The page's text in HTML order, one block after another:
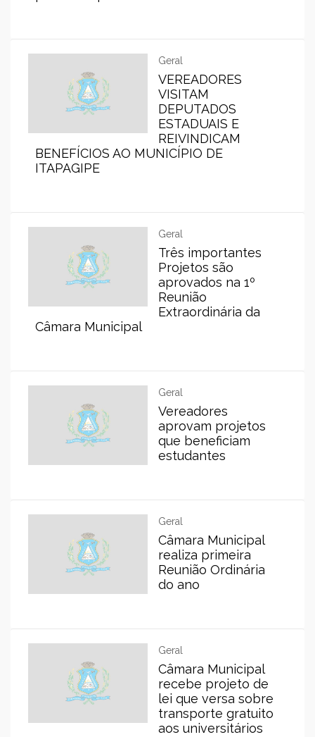
Geral
VEREADORES
VISITAM
DEPUTADOS
ESTADUAIS E
REIVINDICAM
BENEFÍCIOS AO MUNICÍPIO DE
ITAPAGIPE
Geral
Três importantes
Projetos são
aprovados na 1º
Reunião
Extraordinária da
Câmara Municipal
Geral
Vereadores
aprovam projetos
que beneficiam
estudantes
Geral
Câmara Municipal
realiza primeira
Reunião Ordinária
do ano
Geral
Câmara Municipal
recebe projeto de
lei que versa sobre
transporte gratuito
aos universitários